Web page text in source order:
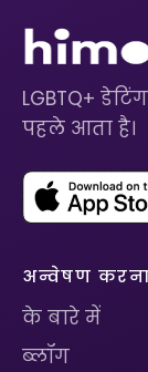
LGBTQ+
पहले आता है।
अन्वेषण करना
के बारे में
ब्लॉग